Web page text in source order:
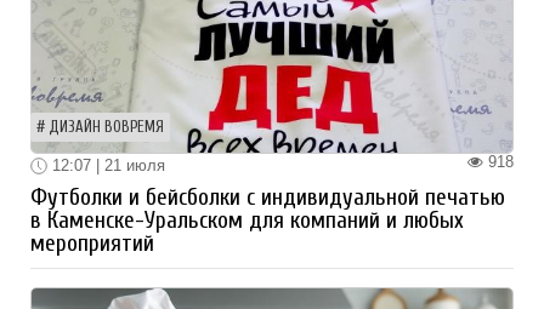
ДИЗАЙН ВОВРЕМЯ
918
12:07 | 21 июля
Футболки и бейсболки с индивидуальной печатью
в Каменске-Уральском для компаний и любых
мероприятий